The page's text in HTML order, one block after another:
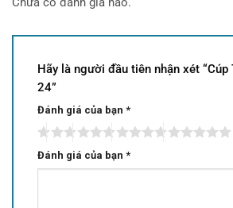
Hãy là người đầu tiên nhận xét “Cúp
24”
Đánh giá của bạn *
Đánh giá của bạn *